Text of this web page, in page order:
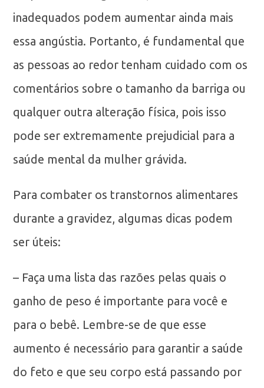
inadequados podem aumentar ainda mais
essa angústia. Portanto, é fundamental que
as pessoas ao redor tenham cuidado com os
comentários sobre o tamanho da barriga ou
qualquer outra alteração física, pois isso
pode ser extremamente prejudicial para a
saúde mental da mulher grávida.
Para combater os transtornos alimentares
durante a gravidez, algumas dicas podem
ser úteis:
– Faça uma lista das razões pelas quais o
ganho de peso é importante para você e
para o bebê. Lembre-se de que esse
aumento é necessário para garantir a saúde
do feto e que seu corpo está passando por